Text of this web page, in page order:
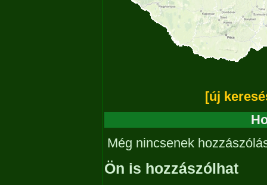
[új
Még nincsenek
Ön is hozzászólhat